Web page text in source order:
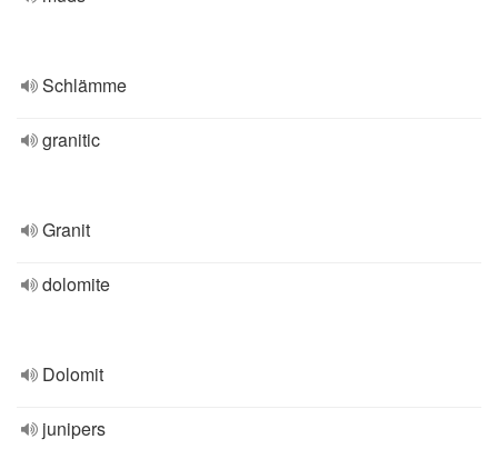
Schlämme
granitic
Granit
dolomite
Dolomit
junipers